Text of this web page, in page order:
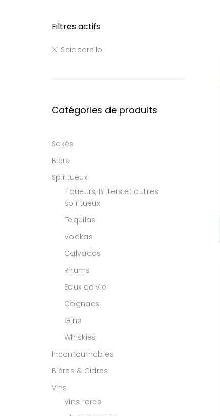
Filtres actifs
Sciacarello
Catégories de produits
Sakés
Bière
Spiritueux
Liqueurs, Bitters et autres
spiritueux
Tequilas
Vodkas
Calvados
Rhums
Eaux de Vie
Cognacs
Gins
Whiskies
Incontournables
Bières & Cidres
Vins
Vins rares